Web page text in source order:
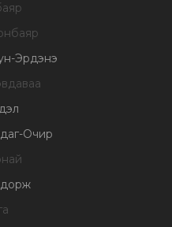
Эрдэнэ
Очир